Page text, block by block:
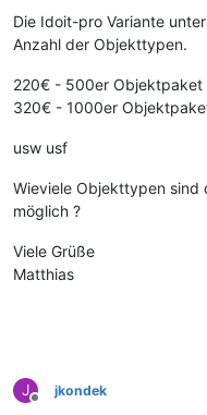
Die Idoit-pro Variante
Anzahl der Objekttypen.
220€ - 500er Objektpaket
320€ - 1000er
usw usf
Wieviele Objekttypen sind
möglich ?
Viele Grüße
Matthias
J
Offline
jkondek